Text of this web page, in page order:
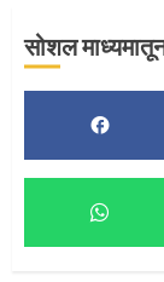
सोशल